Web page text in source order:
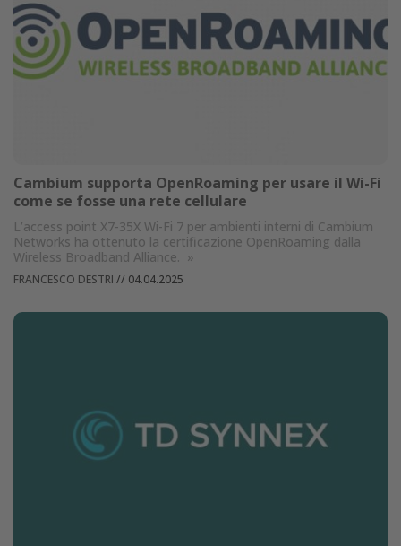
Cambium supporta OpenRoaming per usare il Wi-Fi
come se fosse una rete cellulare
L’access point X7-35X Wi-Fi 7 per ambienti interni di Cambium
Networks ha ottenuto la certificazione OpenRoaming dalla
Wireless Broadband Alliance. »
FRANCESCO DESTRI // 04.04.2025